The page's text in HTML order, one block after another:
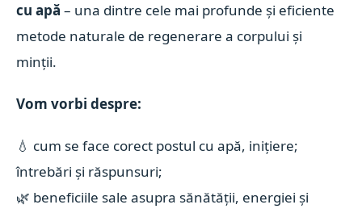
cu apă – una dintre cele mai profunde și eficiente
metode naturale de regenerare a corpului și
minții.
Vom vorbi despre:
💧 cum se face corect postul cu apă, inițiere;
întrebări și răspunsuri;
🌿 beneficiile sale asupra sănătății, energiei și